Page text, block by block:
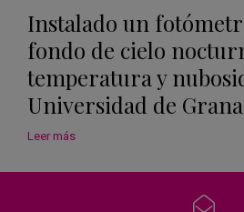
Instalado un
fondo de cielo
temperatura y
Universidad de
Leer más